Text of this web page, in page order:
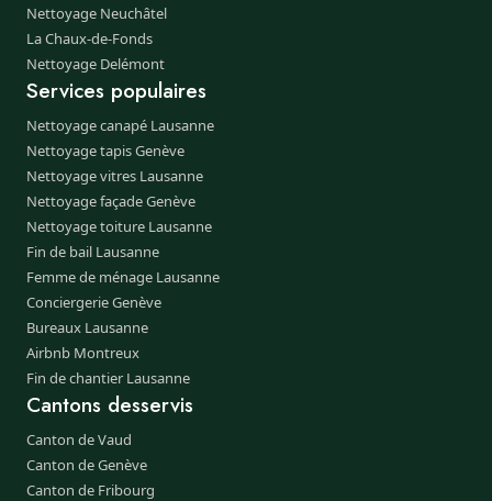
Nettoyage Neuchâtel
La Chaux-de-Fonds
Nettoyage Delémont
Services populaires
Nettoyage canapé Lausanne
Nettoyage tapis Genève
Nettoyage vitres Lausanne
Nettoyage façade Genève
Nettoyage toiture Lausanne
Fin de bail Lausanne
Femme de ménage Lausanne
Conciergerie Genève
Bureaux Lausanne
Airbnb Montreux
Fin de chantier Lausanne
Cantons desservis
Canton de Vaud
Canton de Genève
Canton de Fribourg